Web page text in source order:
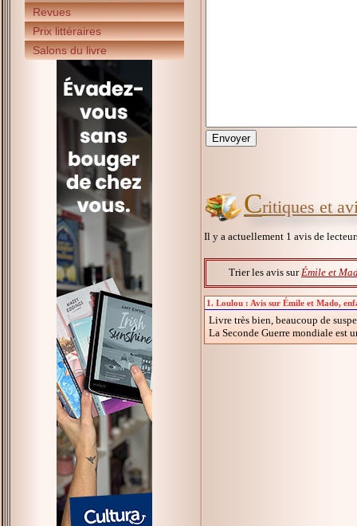
Revues
Prix littéraires
Salons du livre
Critiques et
Il y a actuellement 1 avis de
Trier les avis sur Émile et
1. Loulou : Avis sur Émile et Mado,
Livre très bien, beaucoup de
La Seconde Guerre mondiale est